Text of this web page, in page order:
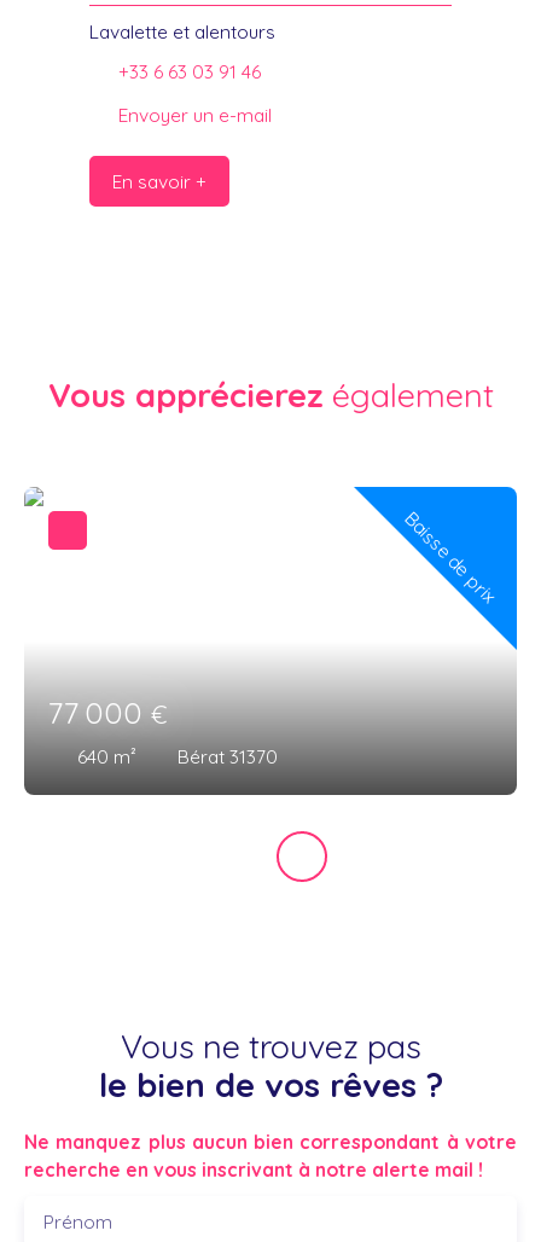
Lavalette et alentours
+33 6 63 03 91 46
Envoyer un e-mail
En savoir +
Vous apprécierez également
77 000€
640 m² Bérat 31370
Baisse de prix
Vous ne trouvez pas
le bien de vos rêves ?
Ne manquez plus aucun bien correspondant à votre
recherche en vous inscrivant à notre alerte mail !
Prénom